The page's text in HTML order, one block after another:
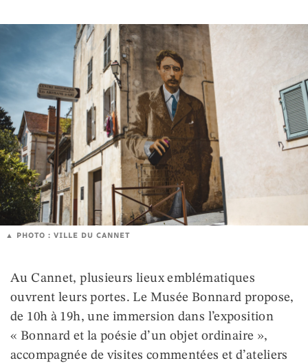
PHOTO : VILLE DU CANNET
Au Cannet, plusieurs lieux emblématiques
ouvrent leurs portes. Le Musée Bonnard propose,
de 10h à 19h, une immersion dans l’exposition
« Bonnard et la poésie d’un objet ordinaire »,
accompagnée de visites commentées et d’ateliers